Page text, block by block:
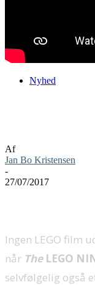
Nyhed
Af
Jan Bo Kristensen
-
27/07/2017
Ingen LEGO film
når TheLEGO
selvfølgelig også